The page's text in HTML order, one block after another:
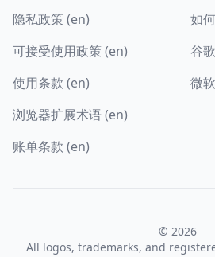
隐私政策 (en)
可接受使用政策 (en)
使用条款 (en)
浏览器扩展术语 (en)
账单条款 (en)
如
谷
微
© 2026
All logos, trademarks, and